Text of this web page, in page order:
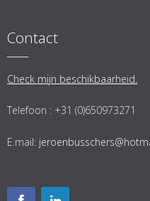
Contact
Check mijn beschikbaarheid.
Telefoon : +31 (0)650973271
E.mail: